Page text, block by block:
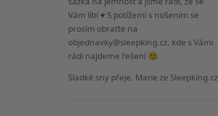
Vám líbí ♥ S potížemi s nošením se
prosím obraťte na
objednavky@sleepking.cz, kde s Vámi
rádi najdeme řešení 🙂
Sladké sny přeje, Marie ze Sleepking.cz